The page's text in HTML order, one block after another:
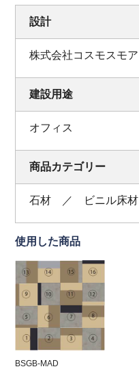
設計
株式会社コスモスモア
建設用途
オフィス
商品カテゴリー
石材 ／ ビニル床材
使用した商品
BSGB-MAD